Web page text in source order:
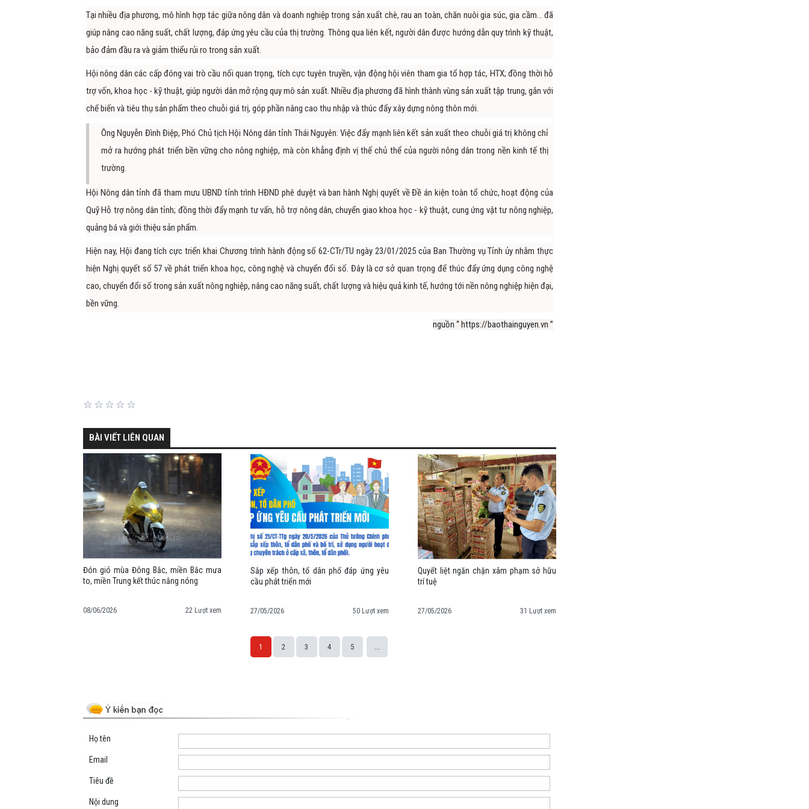
Tại nhiều địa phương, mô hình hợp tác giữa nông dân và doanh nghiệp trong sản xuất chè, rau an toàn, chăn nuôi gia súc, gia cầm… đã
giúp nâng cao năng suất, chất lượng, đáp ứng yêu cầu của thị trường. Thông qua liên kết, người dân được hướng dẫn quy trình kỹ thuật,
bảo đảm đầu ra và giảm thiểu rủi ro trong sản xuất.
Hội nông dân các cấp đóng vai trò cầu nối quan trọng, tích cực tuyên truyền, vận động hội viên tham gia tổ hợp tác, HTX; đồng thời hỗ
trợ vốn, khoa học - kỹ thuật, giúp người dân mở rộng quy mô sản xuất. Nhiều địa phương đã hình thành vùng sản xuất tập trung, gắn với
chế biến và tiêu thụ sản phẩm theo chuỗi giá trị, góp phần nâng cao thu nhập và thúc đẩy xây dựng nông thôn mới.
Ông Nguyễn Đình Điệp, Phó Chủ tịch Hội Nông dân tỉnh Thái Nguyên:Việc đẩy mạnh liên kết sản xuất theo chuỗi giá trị không chỉ
mở ra hướng phát triển bền vững cho nông nghiệp, mà còn khẳng định vị thế chủ thể của người nông dân trong nền kinh tế thị
trường.
Hội Nông dân tỉnh đã tham mưu UBND tỉnh trình HĐND phê duyệt và ban hành Nghị quyết về Đề án kiện toàn tổ chức, hoạt động của
Quỹ Hỗ trợ nông dân tỉnh; đồng thời đẩy mạnh tư vấn, hỗ trợ nông dân, chuyển giao khoa học - kỹ thuật, cung ứng vật tư nông nghiệp,
quảng bá và giới thiệu sản phẩm.
Hiện nay, Hội đang tích cực triển khai Chương trình hành động số 62-CTr/TU ngày 23/01/2025 của Ban Thường vụ Tỉnh ủy nhằm thực
hiện Nghị quyết số 57 về phát triển khoa học, công nghệ và chuyển đổi số. Đây là cơ sở quan trọng để thúc đẩy ứng dụng công nghệ
cao, chuyển đổi số trong sản xuất nông nghiệp, nâng cao năng suất, chất lượng và hiệu quả kinh tế, hướng tới nền nông nghiệp hiện đại,
bền vững.
nguồn “ https://baothainguyen.vn ”
BÀI VIẾT LIÊN QUAN
Đón gió mùa Đông Bắc, miền Bắc mưa
to, miền Trung kết thúc nắng nóng
08/06/2026 22 Lượt xem
Sắp xếp thôn, tổ dân phố đáp ứng yêu
cầu phát triển mới
27/05/2026 50 Lượt xem
Quyết liệt ngăn chặn xâm phạm sở hữu
trí tuệ
27/05/2026 31 Lượt xem
1 2 3 4 5 ...
Họ tên
Email
Tiêu đề
Nội dung